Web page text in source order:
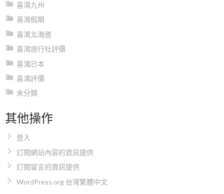
喜鴻九州
喜鴻假期
喜鴻北海道
喜鴻旅行社評價
喜鴻日本
喜鴻評價
未分類
其他操作
登入
訂閱網站內容的資訊提供
訂閱留言的資訊提供
WordPress.org 台灣繁體中文